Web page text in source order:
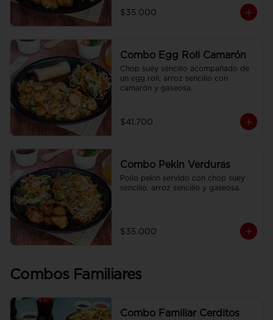
$35.000
Combo Egg Roll Camarón
Chop suey sencillo acompañado de
un egg roll, arroz sencillo con
camarón y gaseosa.
$41.700
Combo Pekin Verduras
Pollo pekin servido con chop suey
sencillo, arroz sencillo y gaseosa.
$35.000
Combos Familiares
Combo Familiar Cerditos